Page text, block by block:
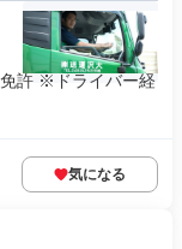
許 ※ドライバー経
気になる